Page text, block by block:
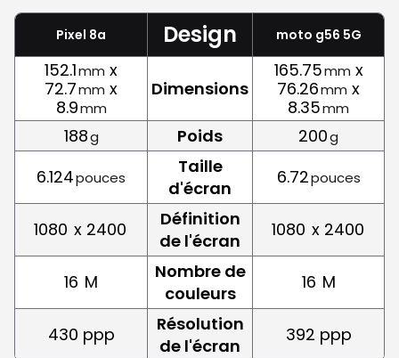
Pixel 8a Design moto g56 5G
152.1mm x
72.7mm x
8.9mm
Dimensions
165.75mm x
76.26mm x
8.35mm
188g Poids 200g
6.124pouces
Taille
d'écran
6.72pouces
1080 x 2400
Définition
de l'écran
1080 x 2400
16 M
Nombre de
couleurs
16 M
430 ppp
Résolution
de l'écran
392 ppp